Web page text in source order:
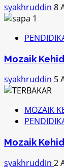
syakhruddin 8
Mozaik
syakhruddin 5
MOZAIK
Mozaik
syakhruddin 2